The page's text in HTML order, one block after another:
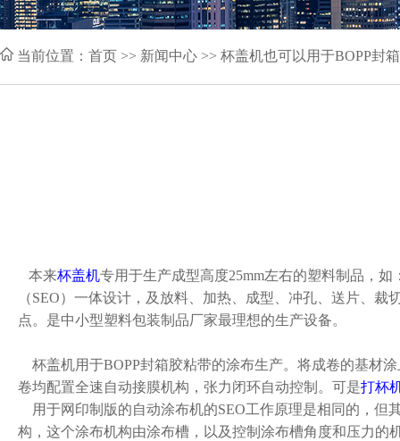
当前位置： 首页 >> 新闻中心 >> 杯盖机也可以用于BOPP封箱
本来杯盖机专用于生产成型高度25mm左右的塑料制品，
（SEO）一体设计，及放料、加热、成型、冲孔、送片、
点。是中小型塑料包装制品厂家最理想的生产设备。
杯盖机用于BOPP封箱胶粘带的涂布生产。将成卷的基材
卷均配置全速自动接膜机构，张力闭环自动控制。可是打杯
用于网印制版的自动涂布机的SEO工作原理是相同的，但
构，这个涂布机构由涂布槽，以及控制涂布槽角度和压力的